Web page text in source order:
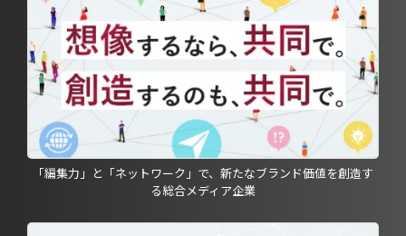
「編集力」と「ネットワーク」で、新たなブランド価値を創造す
る総合メディア企業